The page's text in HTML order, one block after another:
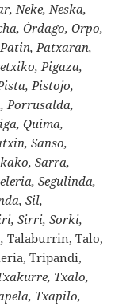
Neke, Neska,
Órdago, Orpo,
Patxaran,
Pigaza,
Pistojo,
Porrusalda,
Quima,
Sanso,
Sarra,
Segulinda,
Sil,
Sirri, Sorki,
Talaburrin, Talo,
Tripandi,
Txalo,
Txapilo,